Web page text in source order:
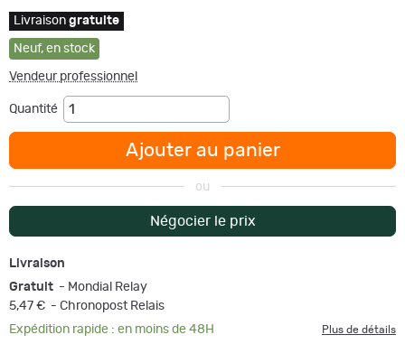
Livraison gratuite
Neuf, en stock
Vendeur professionnel
Quantité
Ajouter au panier
ou
Négocier le prix
Livraison
Gratuit - Mondial Relay
5,47 € - Chronopost Relais
Expédition rapide : en moins de 48H
Plus de détails